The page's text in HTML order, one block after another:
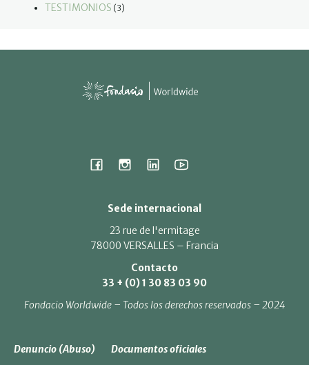
TESTIMONIOS (3)
Sede internacional
23 rue de l'ermitage
78000 VERSALLES – Francia
Contacto
33 + (0) 1 30 83 03 90
Fondacio Worldwide – Todos los derechos reservados – 2024
Denuncio (Abuso) Documentos oficiales